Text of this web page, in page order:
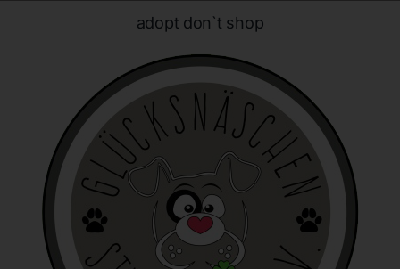
adopt don`t shop
Geschäftspartner einfach lesbar und verständlich sein. Um dies
zu gewährleisten, möchten wir vorab die verwendeten
Wir verwenden in dieser Datenschutzerklärung unter anderem
die folgenden Begriffe:
a) personenbezogene Daten
Personenbezogene Daten sind alle Informationen, die
sich auf eine identifizierte oder identifizierbare natürliche
Person (im Folgenden "betroffene Person") beziehen. Als
identifizierbar wird eine natürliche Person angesehen, die
direkt oder indirekt, insbesondere mittels Zuordnung zu